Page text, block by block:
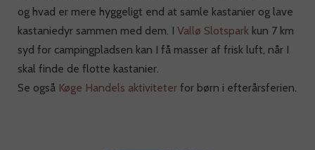
og hvad er mere hyggeligt end at samle kastanier og lave
kastaniedyr sammen med dem. I Vallø Slotspark kun 7 km
syd for campingpladsen kan I få masser af frisk luft, når I
skal finde de flotte kastanier.
Se også Køge Handels aktiviteter for børn i efterårsferien.